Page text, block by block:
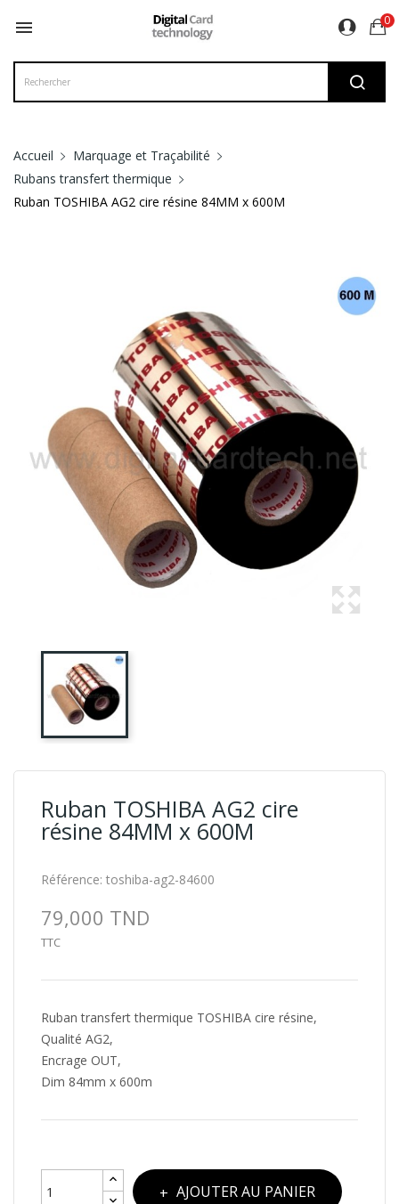
 0
Accueil
Marquage et Traçabilité
Rubans transfert thermique
Ruban TOSHIBA AG2 cire résine 84MM x 600M
Ruban TOSHIBA AG2 cire
résine 84MM x 600M
Référence: toshiba-ag2-84600
79,000 TND
TTC
Ruban transfert thermique TOSHIBA cire résine,
Qualité AG2,
Encrage OUT,
Dim 84mm x 600m
AJOUTER AU PANIER